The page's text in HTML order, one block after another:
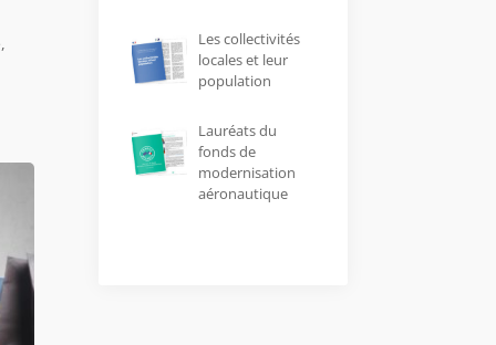
Les collectivités
locales et leur
population
Lauréats du
fonds de
modernisation
aéronautique